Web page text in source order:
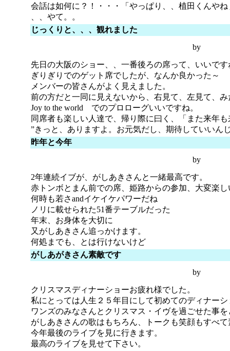
会話は如何に？！・・・「やっぱり、、植田くんや
、、やて。。
じっくりと、、、観れました
by
先日の大阪のショー、、一番後ろの席って、いいです
ぎりぎりでのゲット席でしたが、なんか良かった～
メンバーの皆さんがよく見えました。
前の方だと一同に見えないから、右見て、左見て、
Joy to the world でのプロローグいいですね。
同席者も楽しい人達で、帰り際に曰く、「また来年
”きっと、ありますよ。お元気だし、期待していいん
昨年と今年
by
2年連続イブが、がしあきさんと一緒最高です。
赤トンボとまん前での席、姫路からの参加、大変楽
何時も若さandイケイケパワーだね
ノリに載せられた51番テーブルだった
年末、お身体を大切に
又がしあきさん追っかけます。
何処までも、とは行けないけど
がしあがきさん素敵です
by
クリスマスディナーショーお疲れ様でした。
私にとっては人生２５年目にして初めてのディナー
ワンズのみなさんとクリスマス・イヴを過ごせた事
がしあきさんの歌はもちろん、トークも笑顔もすべ
今年最後のライブを見に行きます。
最高のライブを見せて下さい。